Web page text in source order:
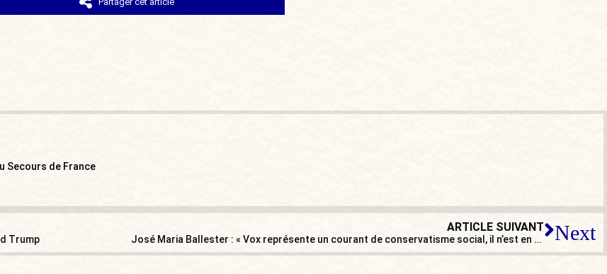
Secours de France
Trump
ARTICLE SUIVANT
José Maria Ballester : « Vox représente un courant de conservatisme social, il n’est en rien un parti d’extrême droite ! » Next